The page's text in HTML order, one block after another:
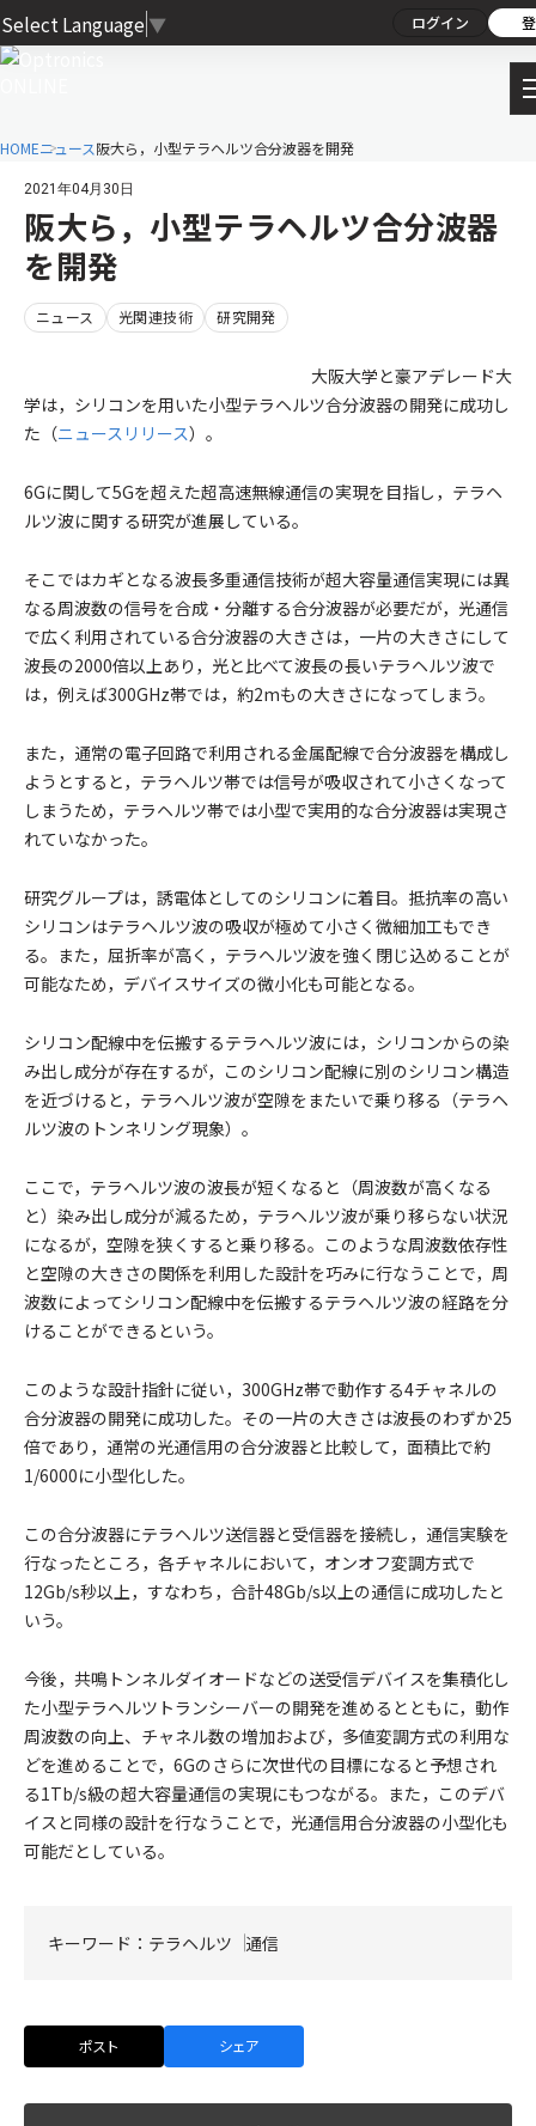
Select Language ▼ ログイン
HOMEニュース阪大ら，小型テラヘルツ合分波器を開発
2021年04月30日
阪大ら，小型テラヘルツ合分波器
を開発
ニュース 光関連技術 研究開発
大阪大学と豪アデレード大
学は，シリコンを用いた小型テラヘルツ合分波器の開発に成功し
た（ニュースリリース）。
6Gに関して5Gを超えた超高速無線通信の実現を目指し，テラヘ
ルツ波に関する研究が進展している。
そこではカギとなる波長多重通信技術が超大容量通信実現には異
なる周波数の信号を合成・分離する合分波器が必要だが，光通信
で広く利用されている合分波器の大きさは，一片の大きさにして
波長の2000倍以上あり，光と比べて波長の長いテラヘルツ波で
は，例えば300GHz帯では，約2mもの大きさになってしまう。
また，通常の電子回路で利用される金属配線で合分波器を構成し
ようとすると，テラヘルツ帯では信号が吸収されて小さくなって
しまうため，テラヘルツ帯では小型で実用的な合分波器は実現さ
れていなかった。
研究グループは，誘電体としてのシリコンに着目。抵抗率の高い
シリコンはテラヘルツ波の吸収が極めて小さく微細加工もでき
る。また，屈折率が高く，テラヘルツ波を強く閉じ込めることが
可能なため，デバイスサイズの微小化も可能となる。
シリコン配線中を伝搬するテラヘルツ波には，シリコンからの染
み出し成分が存在するが，このシリコン配線に別のシリコン構造
を近づけると，テラヘルツ波が空隙をまたいで乗り移る（テラヘ
ルツ波のトンネリング現象）。
ここで，テラヘルツ波の波長が短くなると（周波数が高くなる
と）染み出し成分が減るため，テラヘルツ波が乗り移らない状況
になるが，空隙を狭くすると乗り移る。このような周波数依存性
と空隙の大きさの関係を利用した設計を巧みに行なうことで，周
波数によってシリコン配線中を伝搬するテラヘルツ波の経路を分
けることができるという。
このような設計指針に従い，300GHz帯で動作する4チャネルの
合分波器の開発に成功した。その一片の大きさは波長のわずか25
倍であり，通常の光通信用の合分波器と比較して，面積比で約
1/6000に小型化した。
この合分波器にテラヘルツ送信器と受信器を接続し，通信実験を
行なったところ，各チャネルにおいて，オンオフ変調方式で
12Gb/s秒以上，すなわち，合計48Gb/s以上の通信に成功したと
いう。
今後，共鳴トンネルダイオードなどの送受信デバイスを集積化し
た小型テラヘルツトランシーバーの開発を進めるとともに，動作
周波数の向上、チャネル数の増加および，多値変調方式の利用な
どを進めることで，6Gのさらに次世代の目標になると予想され
る1Tb/s級の超大容量通信の実現にもつながる。また，このデバ
イスと同様の設計を行なうことで，光通信用合分波器の小型化も
可能だとしている。
キーワード： テラヘルツ 通信
ポスト シェア